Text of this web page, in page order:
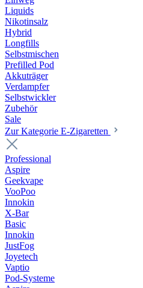
Liquids
Nikotinsalz
Hybrid
Longfills
Selbstmischen
Prefilled Pod
Akkuträger
Verdampfer
Selbstwickler
Zubehör
Sale
Zur Kategorie E-Zigaretten
Professional
Aspire
Geekvape
VooPoo
Innokin
X-Bar
Basic
Innokin
JustFog
Joyetech
Vaptio
Pod-Systeme